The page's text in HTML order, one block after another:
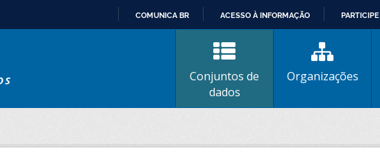
CONTEÚDO
COMUNICA BR ACESSO À INFORMAÇÃO PARTICIPE
Conjuntos de
dados
Organizações